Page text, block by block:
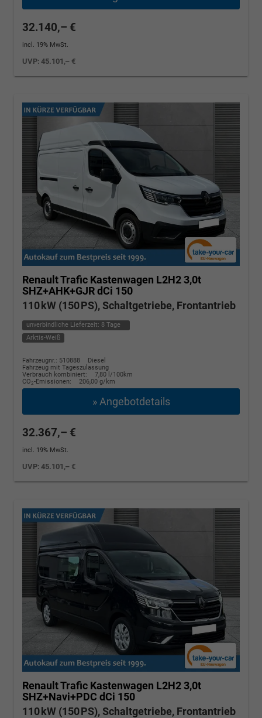
32.140,– €
incl. 19% MwSt.
UVP:45.101,– €
Renault Trafic Kastenwagen L2H2 3,0t
SHZ+AHK+GJR dCi 150
110 kW (150 PS), Schaltgetriebe, Frontantrieb
unverbindliche Lieferzeit: 8 Tage
Arktis-Weiß
Fahrzeugnr.: 510888
Diesel
Fahrzeug mit Tageszulassung
Verbrauch kombiniert:
7,80 l/100km
CO2-Emissionen: 206,00 g/km
» Angebotdetails
32.367,– €
incl. 19% MwSt.
UVP:45.101,– €
Renault Trafic Kastenwagen L2H2 3,0t
SHZ+Navi+PDC dCi 150
110 kW (150 PS), Schaltgetriebe, Frontantrieb